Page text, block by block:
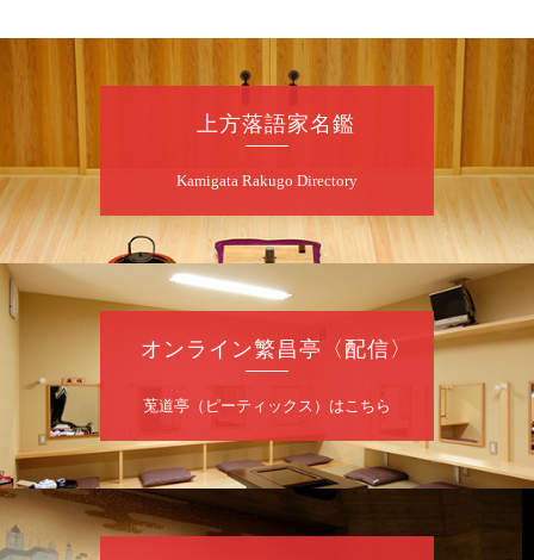
日（土）
第2回 智之介・力造 二人会
笑福亭智之介「昭和任侠伝」「天王寺詣り」
／桂力造「桃太郎」「本膳」／桂二豆「開口
一番」
開演：午前10時（9時30分
開場 ）
前売2,000円 当日 2,500円
お問合せ：智之介・力造 二人会事務局 090-
昼
桂九寿玉／露の瑞／桂きん太郎／いわみせい
じ（似顔絵）／桂米之助／桂文太～仲入～露
の眞／笑福亭仁福／幸助福助（漫才）／桂春
上方落語家名鑑
Kamigata Rakugo Directory
オンライン繁昌亭〈配信〉
莵道亭（ピーティックス）はこちら